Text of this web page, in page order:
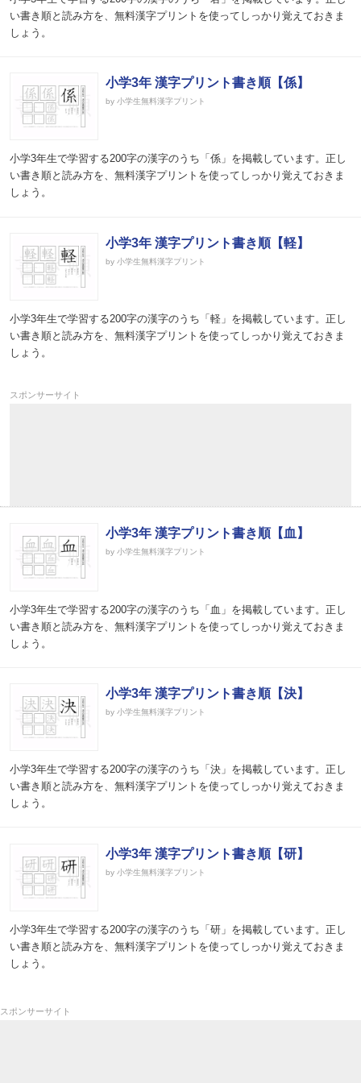
い書き順と読み方を、無料漢字プリントを使ってしっかり覚えておきま
しょう。
小学3年 漢字プリント書き順【係】
by 小学生無料漢字プリント
小学3年生で学習する200字の漢字のうち「係」を掲載しています。正し
い書き順と読み方を、無料漢字プリントを使ってしっかり覚えておきま
しょう。
小学3年 漢字プリント書き順【軽】
by 小学生無料漢字プリント
小学3年生で学習する200字の漢字のうち「軽」を掲載しています。正し
い書き順と読み方を、無料漢字プリントを使ってしっかり覚えておきま
しょう。
スポンサーサイト
小学3年 漢字プリント書き順【血】
by 小学生無料漢字プリント
小学3年生で学習する200字の漢字のうち「血」を掲載しています。正し
い書き順と読み方を、無料漢字プリントを使ってしっかり覚えておきま
しょう。
小学3年 漢字プリント書き順【決】
by 小学生無料漢字プリント
小学3年生で学習する200字の漢字のうち「決」を掲載しています。正し
い書き順と読み方を、無料漢字プリントを使ってしっかり覚えておきま
しょう。
小学3年 漢字プリント書き順【研】
by 小学生無料漢字プリント
小学3年生で学習する200字の漢字のうち「研」を掲載しています。正し
い書き順と読み方を、無料漢字プリントを使ってしっかり覚えておきま
しょう。
スポンサーサイト